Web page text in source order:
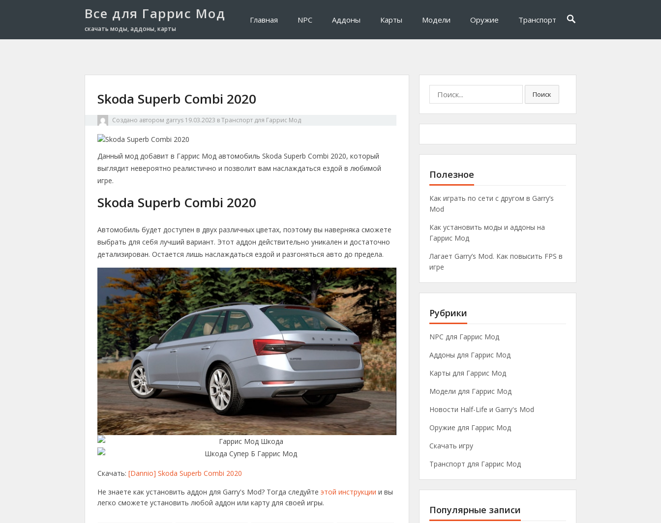
Все для Гаррис Мод
скачать моды, аддоны, карты
Главная NPC Аддоны Карты Модели Оружие Транспорт
Skoda Superb Combi 2020
Создано автором garrys 19.03.2023 вТранспорт для Гаррис Мод
Данный мод добавит в Гаррис Мод автомобиль Skoda Superb Combi 2020, который
выглядит невероятно реалистично и позволит вам наслаждаться ездой в любимой
игре.
Skoda Superb Combi 2020
Автомобиль будет доступен в двух различных цветах, поэтому вы наверняка сможете
выбрать для себя лучший вариант. Этот аддон действительно уникален и достаточно
детализирован. Остается лишь наслаждаться ездой и разгоняться авто до предела.
Скачать: [Dannio] Skoda Superb Combi 2020
Не знаете как установить аддон для Garry's Mod? Тогда следуйте этой инструкции и вы
легко сможете установить любой аддон или карту для своей игры.
о
и
с
:
Поиск
Полезное
Как играть по сети с другом в Garry’s
Mod
Как установить моды и аддоны на
Гаррис Мод
Лагает Garry’s Mod. Как повысить FPS в
игре
Рубрики
NPC для Гаррис Мод
Аддоны для Гаррис Мод
Карты для Гаррис Мод
Модели для Гаррис Мод
Новости Half-Life и Garry's Mod
Оружие для Гаррис Мод
Скачать игру
Транспорт для Гаррис Мод
Популярные записи